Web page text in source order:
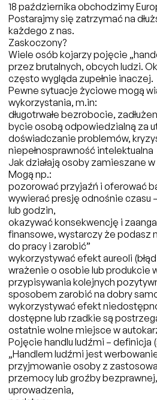
18 października obchodzimy
Postarajmy się zatrzymać na
każdego z nas.
Zaskoczony?
Wiele osób kojarzy pojęcie
przez brutalnych, obcych ludzi.
często wygląda zupełnie inaczej.
Pewne sytuacje życiowe mogą
wykorzystania, m.in:
długotrwałe bezrobocie,
bycie osobą odpowiedzialną za
doświadczanie problemów,
niepełnosprawność intelektualna
Jak działają osoby zamieszane
Mogą np.:
pozorować przyjaźń i oferować
wywierać presję odnośnie czasu
lub godzin,
okazywać konsekwencję i
finansowe, wystarczy że podasz
do pracy i zarobić”
wykorzystywać efekt aureoli
wrażenie o osobie lub produkcie
przypisywania kolejnych
sposobem zarobić na dobry
wykorzystywać efekt
dostępne lub rzadkie są
ostatnie wolne miejsce w
Pojęcie handlu ludźmi – definicja
„Handlem ludźmi jest
przyjmowanie osoby z
przemocy lub groźby bezprawnej,
uprowadzenia,